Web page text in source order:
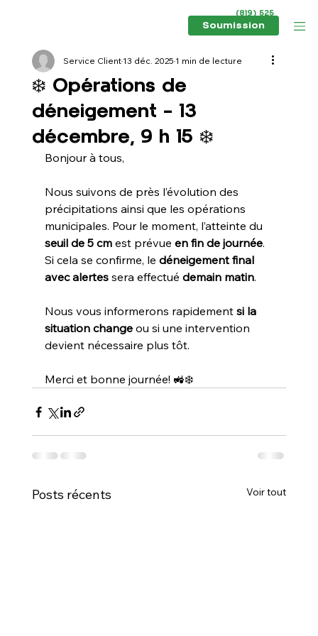
(819) 525
6434
Soumission
❄️ Opérations de
déneigement – 13
décembre, 9 h 15 ❄️
Service Client13 déc. 20251 min de lecture
Bonjour à tous,
Nous suivons de près l’évolution des
précipitations ainsi que les opérations
municipales. Pour le moment, l’atteinte du
seuil de 5 cm est prévue en fin de journée.
Si cela se confirme, le déneigement final
avec alertes sera effectué demain matin.
Nous vous informerons rapidement si la
situation change ou si une intervention
devient nécessaire plus tôt.
Merci et bonne journée! 🚜❄️
Posts récents Voir tout